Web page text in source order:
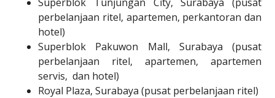
perbelanjaan ritel, apartemen, perkantoran dan
hotel)
Superblok Pakuwon Mall, Surabaya (pusat
perbelanjaan ritel, apartemen, apartemen
servis, dan hotel)
Royal Plaza, Surabaya (pusat perbelanjaan ritel)